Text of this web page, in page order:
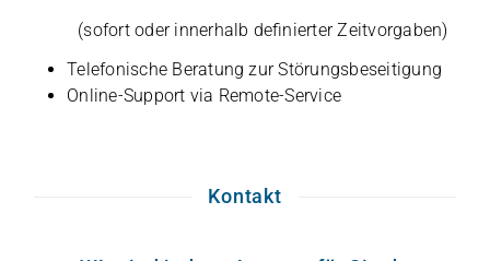
(sofort oder inner­halb defi­nier­ter Zeitvorgaben)
Tele­fo­ni­sche Bera­tung zur Störungsbeseitigung
Online-Sup­port via Remote-Service
Kontakt